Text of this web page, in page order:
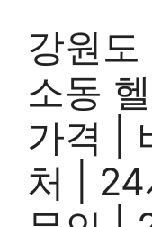
강원
소동
가격 |
처 | 24